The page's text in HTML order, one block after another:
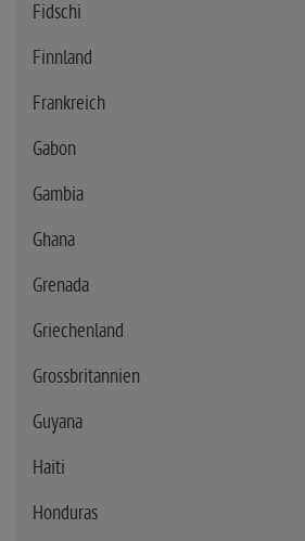
Fidschi
Finnland
Frankreich
Gabon
Gambia
Ghana
Grenada
Griechenland
Grossbritannien
Guyana
Haiti
Honduras